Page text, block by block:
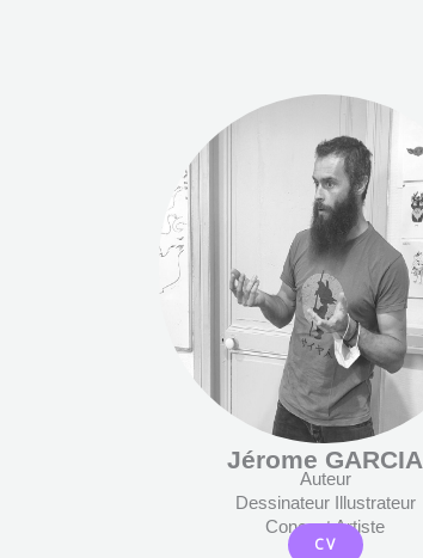
Jérome GARCIA
Auteur
Dessinateur Illustrateur
Concept Artiste
CV